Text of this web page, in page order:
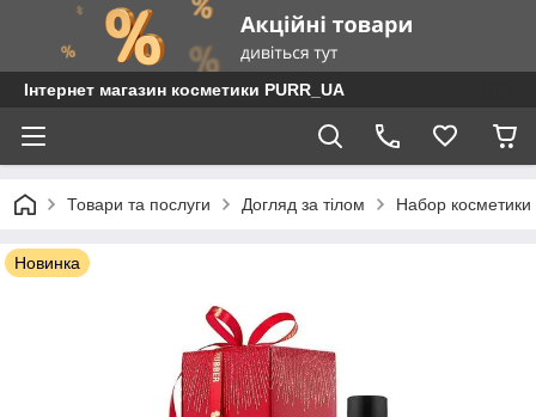
Інтернет магазин косметики PURR_UA
Товари та послуги Догляд за тілом Набор косметики
Новинка